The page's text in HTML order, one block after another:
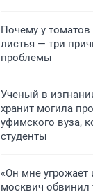
Почему у томатов
листья — три
проблемы
Ученый в
хранит могила
уфимского вуза,
студенты
«Он мне угрожает
москвич обвинил